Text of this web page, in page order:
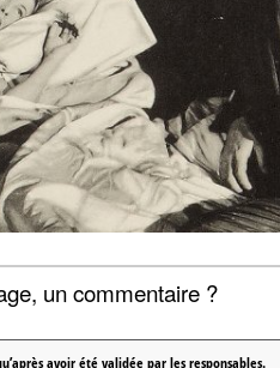
un commentaire ?
avoir été validée par les responsables.